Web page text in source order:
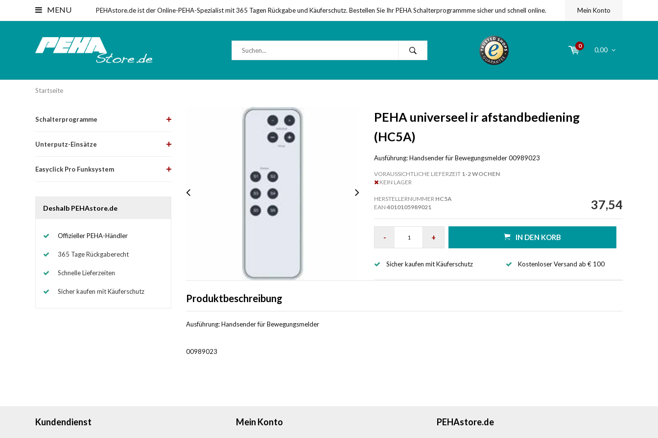
MENU PEHAstore.de ist der Online-PEHA-Spezialist mit 365 Tagen Rückgabe und Käuferschutz. Bestellen Sie Ihr PEHA Schalterprogrammme sicher und schnell online. Mein Konto
0
0,00
Startseite
Schalterprogramme
Unterputz-Einsätze
Easyclick Pro Funksystem
Deshalb PEHAstore.de
Offizieller PEHA-Händler
365 Tage Rückgaberecht
Schnelle Lieferzeiten
Sicher kaufen mit Käuferschutz
PEHA universeel ir afstandbediening
(HC5A)
Ausführung: Handsender für Bewegungsmelder 00989023
VORAUSSICHTLICHE LIEFERZEIT1-2 WOCHEN
KEIN LAGER
HERSTELLERNUMMER HC5A
EAN 4010105989021 37,54
- + IN DEN KORB
Sicher kaufen mit Käuferschutz Kostenloser Versand ab € 100
Produktbeschreibung
Ausführung: Handsender für Bewegungsmelder
00989023
Kundendienst Mein Konto PEHAstore.de